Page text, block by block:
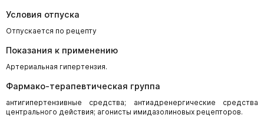
Условия отпуска
Отпускается по рецепту
Показания к применению
Артериальная гипертензия.
Фармако-терапевтическая группа
антигипертензивные средства; антиадренергические средства
центрального действия; агонисты имидазолиновых рецепторов.